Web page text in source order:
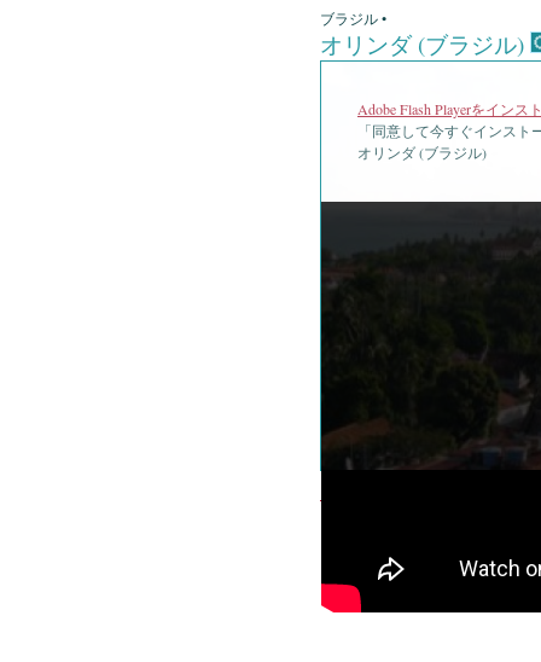
ブラジル •
オリンダ (ブラジル)
Adobe Flash Playerをインス
「同意して今すぐインス
オリンダ (ブラジル)
©